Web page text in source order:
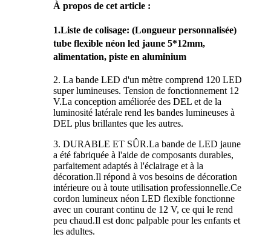
À propos de cet article :
1.Liste de colisage: (Longueur personnalisée)
tube flexible néon led jaune 5*12mm,
alimentation, piste en aluminium
2. La bande LED d'un mètre comprend 120 LED
super lumineuses. Tension de fonctionnement 12
V.La conception améliorée des DEL et de la
luminosité latérale rend les bandes lumineuses à
DEL plus brillantes que les autres.
3. DURABLE ET SÛR.La bande de LED jaune
a été fabriquée à l'aide de composants durables,
parfaitement adaptés à l'éclairage et à la
décoration.Il répond à vos besoins de décoration
intérieure ou à toute utilisation professionnelle.Ce
cordon lumineux néon LED flexible fonctionne
avec un courant continu de 12 V, ce qui le rend
peu chaud.Il est donc palpable pour les enfants et
les adultes.